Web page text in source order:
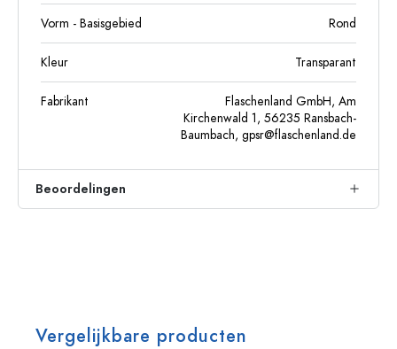
Vorm - Basisgebied Rond
Kleur Transparant
Fabrikant
Flaschenland GmbH, Am
Kirchenwald 1, 56235 Ransbach-
Baumbach, gpsr@flaschenland.de
Beoordelingen
Vergelijkbare producten